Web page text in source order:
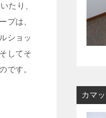
たり、
プは、
ショッ
してそ
です。
カマ